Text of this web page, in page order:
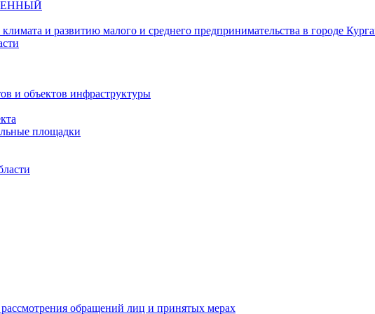
и развитию малого и среднего предпринимательства в городе
и объектов инфраструктуры
площадки
обращений лиц и принятых мерах